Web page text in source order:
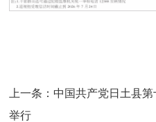
上一条： 中国共产党日土县
举行